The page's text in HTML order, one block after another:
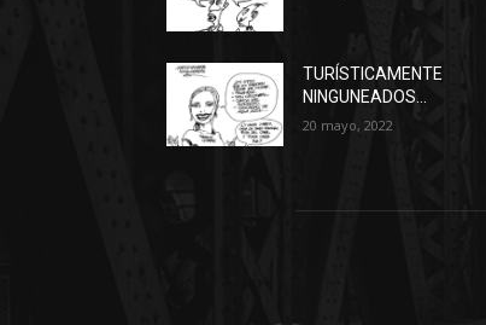
TURÍSTICAMENTE
NINGUNEADOS…
20 mayo, 2022